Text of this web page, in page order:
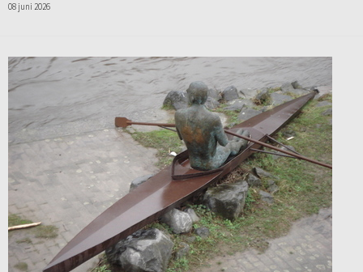
08 juni 2026